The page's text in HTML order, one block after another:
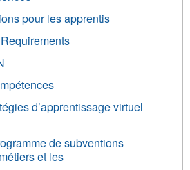
pour les apprentis
d’apprentissage virtuel
de subventions
et les